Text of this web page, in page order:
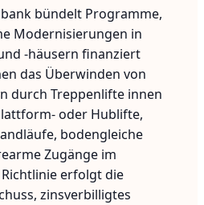
bündelt Programme,
Modernisierungen in
-häusern finanziert
das Überwinden von
durch Treppenlifte innen
oder Hublifte,
bodengleiche
Zugänge im
erfolgt die
zinsverbilligtes